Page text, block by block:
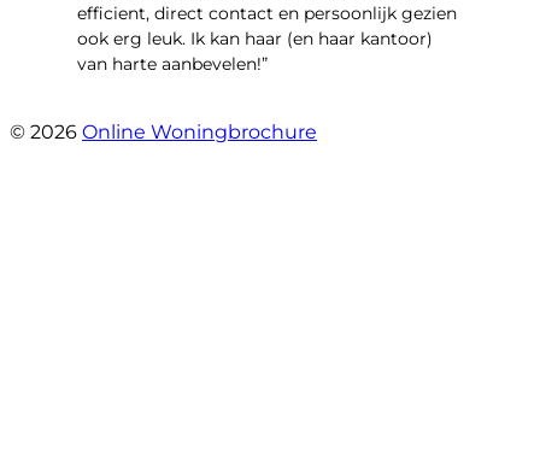
efficient, direct contact en persoonlijk gezien
ook erg leuk. Ik kan haar (en haar kantoor)
van harte aanbevelen!”
© 2026 Online Woningbrochure